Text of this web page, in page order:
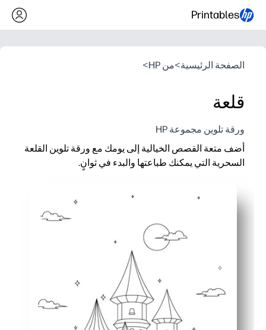
Printables
الصفحة الرئيسية>من HP >
قلعة
ورقة تلوين مجموعة HP
أضف متعة القصص الخيالية إلى يومك مع ورقة تلوين القلعة
السحرية التي يمكنك طباعتها والبدء في ثوانٍ.
تحافظ على تفاعل الأطفال - الأبراج الشاهقة والأعلام والنوافذ
يبني المهارات - ينمو التحكم الحركي الدقيق والتعرف على
الاستخدام المرن - إطلاق العنان لسرد القصص أو تزيين لوحات